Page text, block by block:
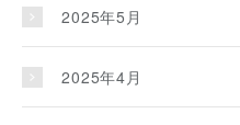
2025年5月
2025年4月